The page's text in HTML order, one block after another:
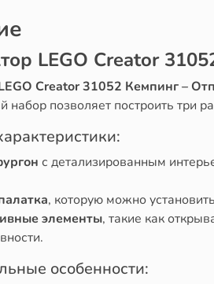
LEGO Creator
Creator 31052 Кемпинг –
набор позволяет построить три
с детализированным
, которую можно
элементы, такие как
особенности: